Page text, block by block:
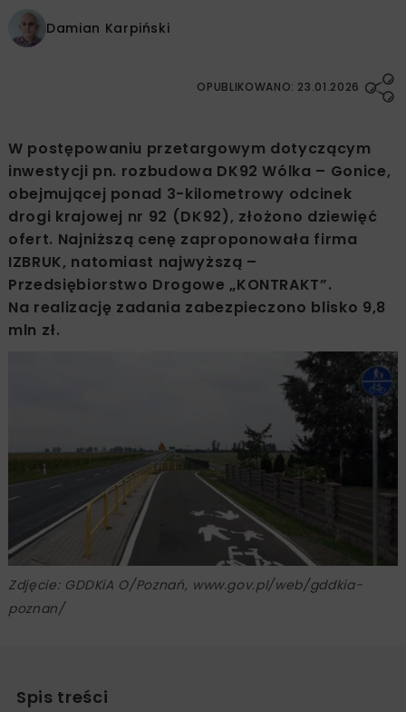
Damian Karpiński
OPUBLIKOWANO: 23.01.2026
W postępowaniu przetargowym dotyczącym
inwestycji pn. rozbudowa DK92 Wólka – Gonice,
obejmującej ponad 3-kilometrowy odcinek
drogi krajowej nr 92 (DK92), złożono dziewięć
ofert. Najniższą cenę zaproponowała firma
IZBRUK, natomiast najwyższą –
Przedsiębiorstwo Drogowe „KONTRAKT”.
Na realizację zadania zabezpieczono blisko 9,8
mln zł.
Zdjęcie: GDDKiA O/Poznań, www.gov.pl/web/gddkia-
poznan/
Spis treści